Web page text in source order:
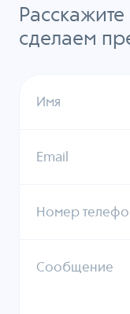
сделаем
Имя
Email
Номер
Сообщение